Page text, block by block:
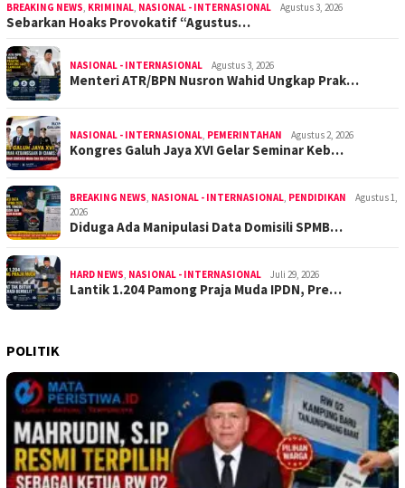
BREAKING NEWS, KRIMINAL, NASIONAL - INTERNASIONAL Agustus 3, 2026
Sebarkan Hoaks Provokatif “Agustus…
NASIONAL - INTERNASIONAL Agustus 3, 2026
Menteri ATR/BPN Nusron Wahid Ungkap Prak…
NASIONAL - INTERNASIONAL, PEMERINTAHAN Agustus 2, 2026
Kongres Galuh Jaya XVI Gelar Seminar Keb…
BREAKING NEWS, NASIONAL - INTERNASIONAL, PENDIDIKAN
Agustus 1,
2026
Diduga Ada Manipulasi Data Domisili SPMB…
HARD NEWS, NASIONAL - INTERNASIONAL Juli 29, 2026
Lantik 1.204 Pamong Praja Muda IPDN, Pre…
POLITIK